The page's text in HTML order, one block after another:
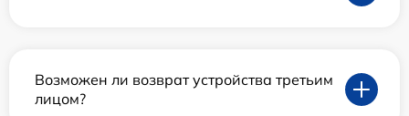
Возможен ли возврат устройства третьим
лицом?